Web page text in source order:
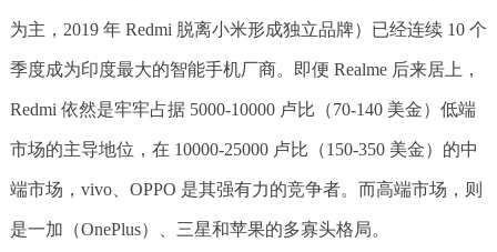
为主，2019 年 Redmi 脱离小米形成独立品牌）已经连续 10 个
季度成为印度最大的智能手机厂商。即便 Realme 后来居上，
Redmi 依然是牢牢占据 5000-10000 卢比（70-140 美金）低端
市场的主导地位，在 10000-25000 卢比（150-350 美金）的中
端市场，vivo、OPPO 是其强有力的竞争者。而高端市场，则
是一加（OnePlus）、三星和苹果的多寡头格局。